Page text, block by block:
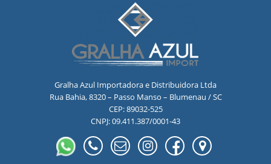
Gralha Azul Importadora e Distribuidora Ltda
Rua Bahia, 8320 – Passo Manso – Blumenau / SC
CEP: 89032-525
CNPJ: 09.411.387/0001-43